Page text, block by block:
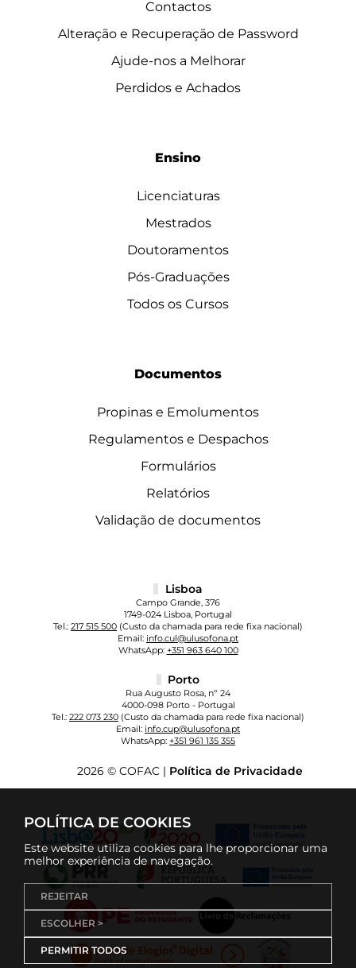
POLÍTICA DE COOKIES
Este website utiliza cookies para lhe proporcionar uma
melhor experiência de navegação.
REJEITAR
ESCOLHER >
PERMITIR TODOS
Contactos
Alteração e Recuperação de Password
Ajude-nos a Melhorar
Perdidos e Achados
Ensino
Licenciaturas
Mestrados
Doutoramentos
Pós-Graduações
Todos os Cursos
Documentos
Propinas e Emolumentos
Regulamentos e Despachos
Formulários
Relatórios
Validação de documentos
Lisboa
Campo Grande, 376
1749-024 Lisboa, Portugal
Tel.: 217 515 500 (Custo da chamada para rede fixa nacional)
Email: info.cul@ulusofona.pt
WhatsApp: +351 963 640 100
Porto
Rua Augusto Rosa, nº 24
4000-098 Porto - Portugal
Tel.: 222 073 230 (Custo da chamada para rede fixa nacional)
Email: info.cup@ulusofona.pt
WhatsApp: +351 961 135 355
2026 © COFAC | Política de Privacidade